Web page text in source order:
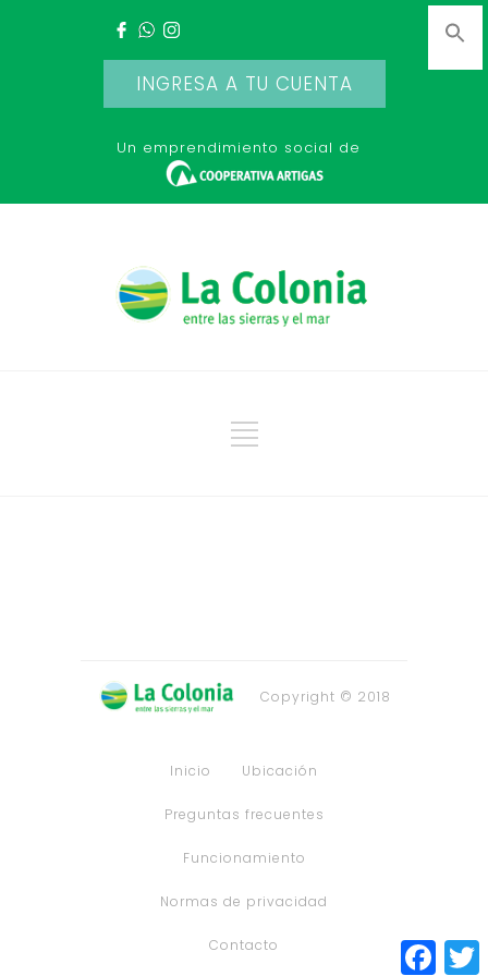
INGRESA A TU CUENTA
Un emprendimiento social de
Copyright © 2018
Inicio Ubicación
Preguntas frecuentes
Funcionamiento
Normas de privacidad
Contacto